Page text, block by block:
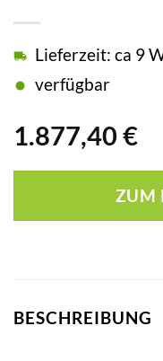
1.877,40 €
Lieferzeit: ca 9
verfügbar
ZUM
BESCHREIBUNG